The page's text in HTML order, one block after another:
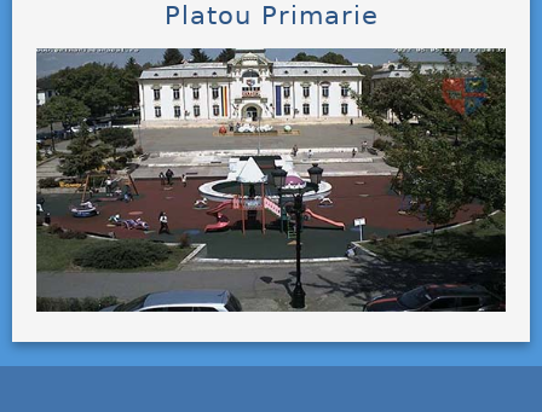
Platou Primarie